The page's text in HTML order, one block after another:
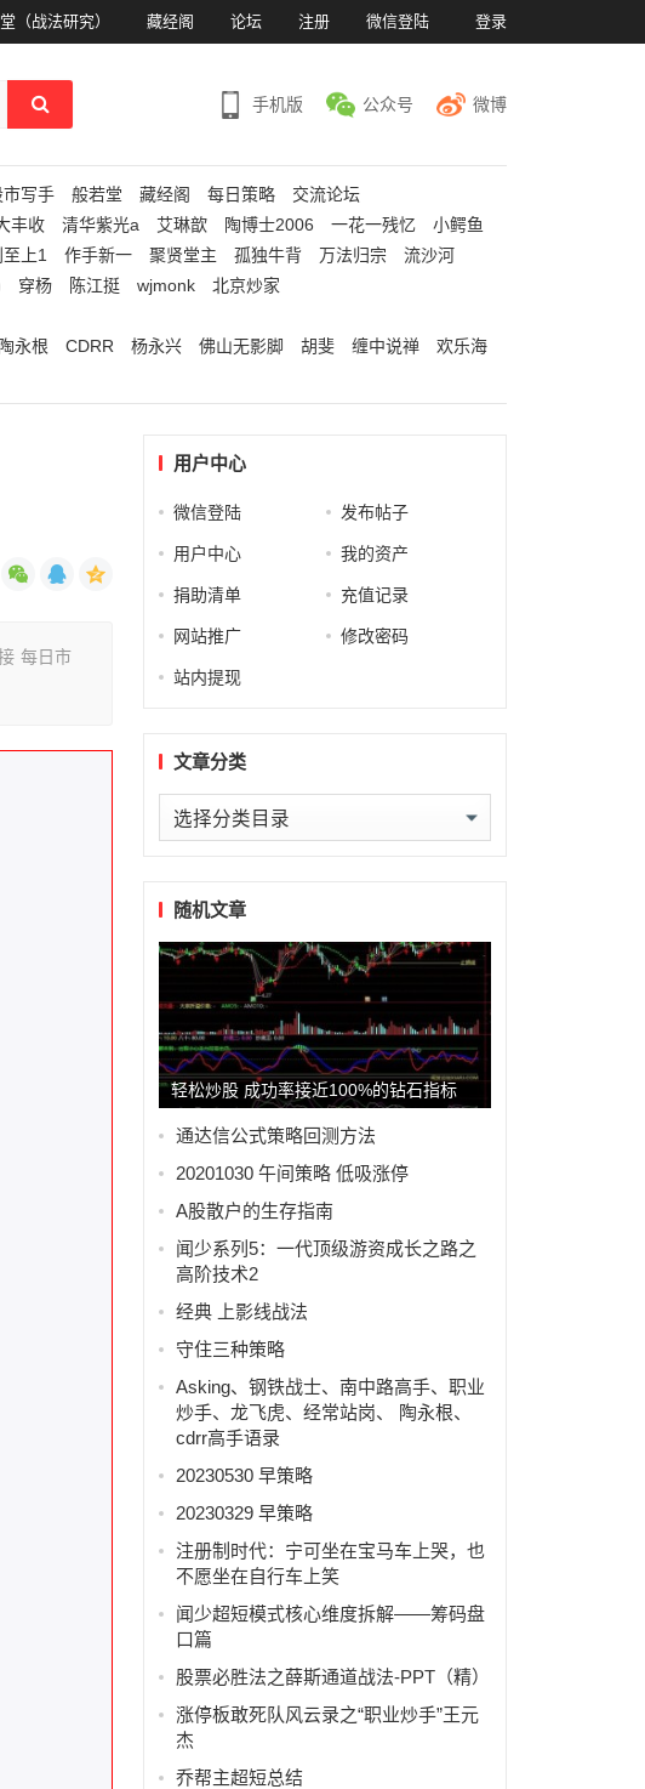
（战法研究） 藏经阁 论坛 注册 微信登陆 登录
手机版 公众号 微博
市写手 般若堂 藏经阁 每日策略
交流论坛
丰收 清华紫光a 艾琳歆 陶博士2006 一花一残忆
小鳄鱼
上1 作手新一 聚贤堂主 孤独牛背 万法归宗
流沙河
穿杨 陈江挺 wjmonk
北京炒家
陶永根 CDRR 杨永兴 佛山无影脚 胡斐 缠中说禅
欢乐海
每日市
用户中心
微信登陆 发布帖子
用户中心 我的资产
捐助清单 充值记录
网站推广 修改密码
站内提现
文章分类
文
章
类随机文章
轻松炒股 成功率接近100%的钻石指标
通达信公式策略回测方法
20201030 午间策略 低吸涨停
A股散户的生存指南
闻少系列5：一代顶级游资成长之路之
高阶技术2
经典 上影线战法
守住三种策略
Asking、钢铁战士、南中路高手、职业
炒手、龙飞虎、经常站岗、 陶永根、
cdrr高手语录
20230530 早策略
20230329 早策略
注册制时代：宁可坐在宝马车上哭，也
不愿坐在自行车上笑
闻少超短模式核心维度拆解——筹码盘
口篇
股票必胜法之薛斯通道战法-PPT（精）
涨停板敢死队风云录之“职业炒手”王元
杰
乔帮主超短总结